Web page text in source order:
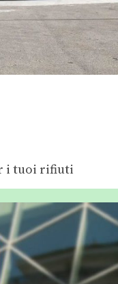
i tuoi rifiuti